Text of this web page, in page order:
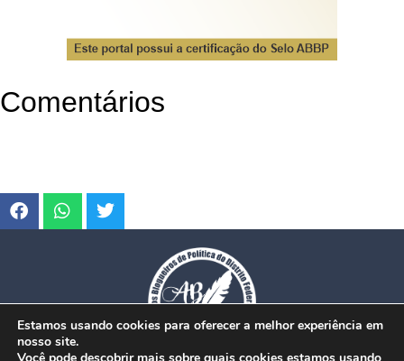
Comentários
Estamos usando cookies para oferecer a melhor experiência em
nosso site.